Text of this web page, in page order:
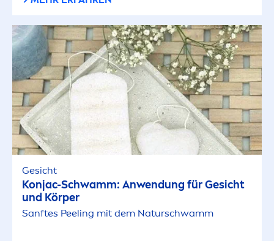
Gesicht
Konjac-Schwamm: Anwendung für Gesicht
und Körper
Sanftes Peeling mit dem Naturschwamm